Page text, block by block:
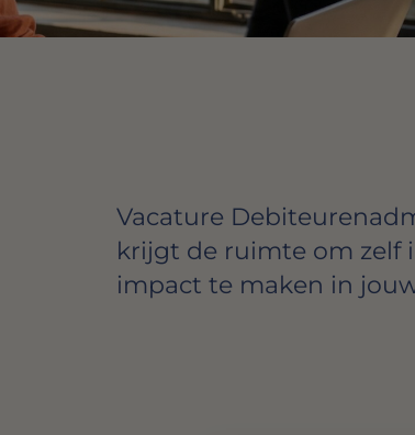
Vacature
krijgt de ruimte om zelf
impact te maken in